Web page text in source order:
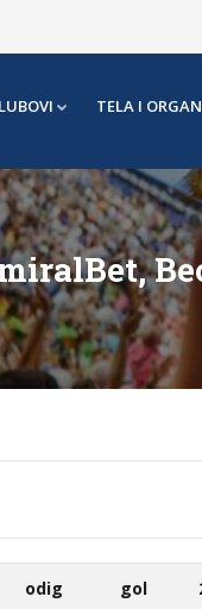
TELA I
odig gol